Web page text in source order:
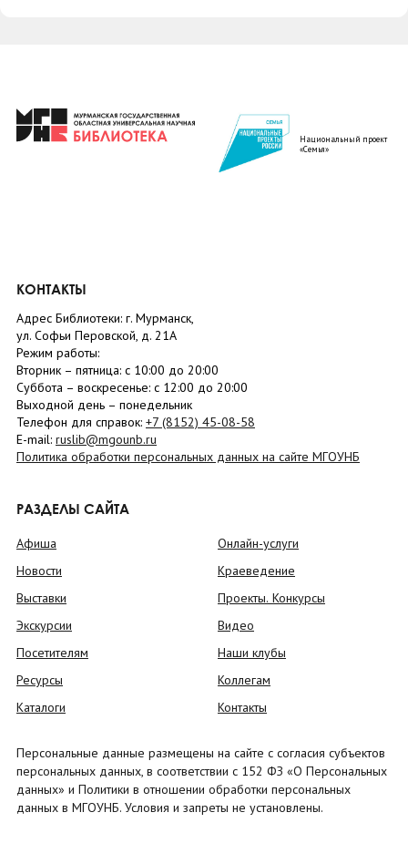
Национальный проект
«Семья»
КОНТАКТЫ
Адрес Библиотеки: г. Мурманск,
ул. Софьи Перовской, д. 21А
Режим работы:
Вторник – пятница: с 10:00 до 20:00
Суббота – воскресенье: c 12:00 до 20:00
Выходной день – понедельник
Телефон для справок: +7 (8152) 45-08-58
E-mail: ruslib@mgounb.ru
Политика обработки персональных данных на сайте МГОУНБ
РАЗДЕЛЫ САЙТА
Афиша
Новости
Выставки
Экскурсии
Посетителям
Ресурсы
Каталоги
Онлайн-услуги
Краеведение
Проекты. Конкурсы
Видео
Наши клубы
Коллегам
Контакты
Персональные данные размещены на сайте с согласия субъектов
персональных данных, в соответствии с 152 ФЗ «О Персональных
данных» и Политики в отношении обработки персональных
данных в МГОУНБ. Условия и запреты не установлены.